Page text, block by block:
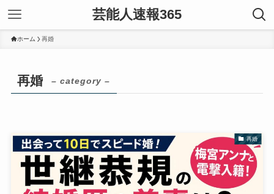
芸能人速報365
ホーム 再婚
再婚 – category –
再婚